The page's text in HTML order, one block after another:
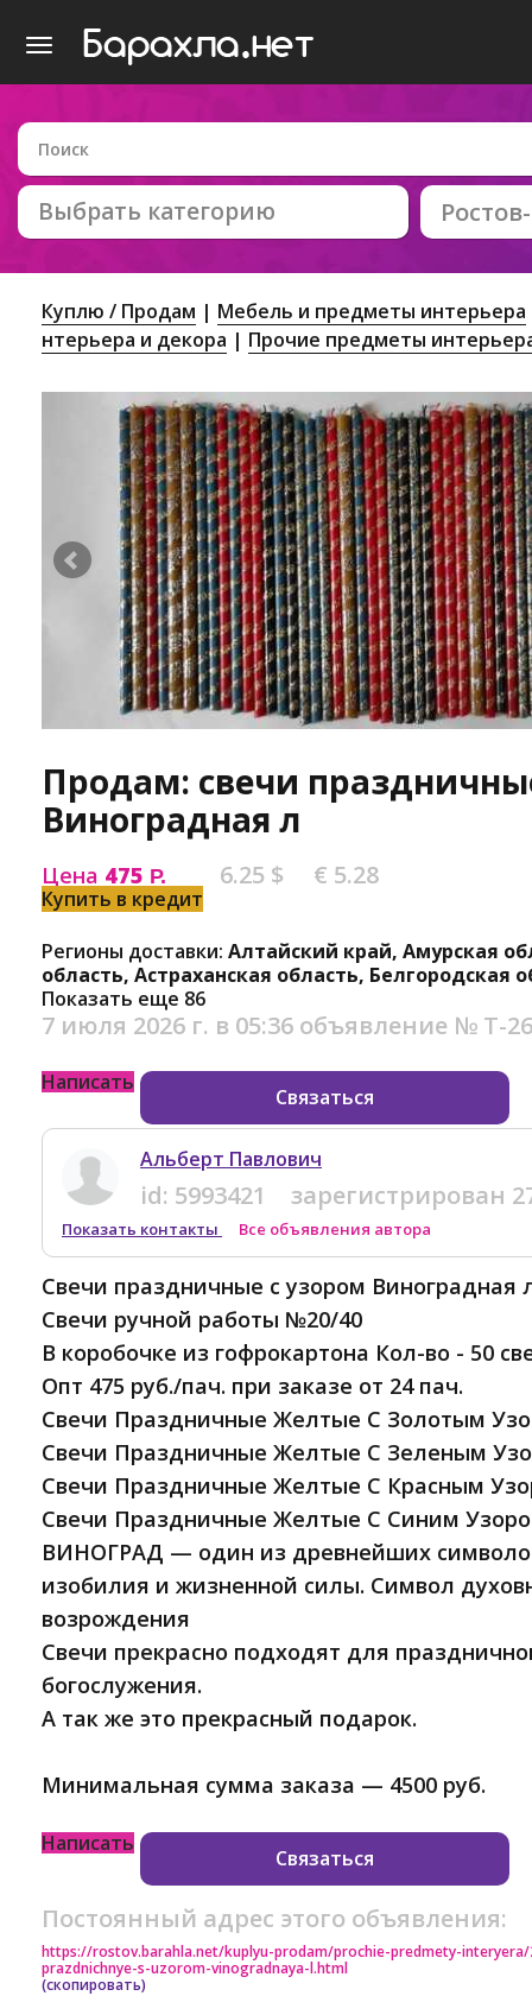
Выбрать категорию
Куплю / Продам
Мебель и предметы интерьера
нтерьера и декора
Прочие предметы
Продам: свечи
Виноградная л
Цена 475 Р. 6.25 $ € 5.28
Купить в кредит
Регионы доставки: Алтайский край, Амурская
область, Астраханская область, Белгородская
Показать еще 86
7 июля 2026 г. в 05:36 объявление № Т-
Написать
Связаться
Альберт Павлович
id: 5993421 зарегистрирован
Показать контакты Все объявления автора
Свечи праздничные с узором Виноградная
Свечи ручной работы №20/40
В коробочке из гофрокартона Кол-во - 50
Опт 475 руб./пач. при заказе от 24 пач.
Свечи Праздничные Желтые С Золотым
Свечи Праздничные Желтые С Зеленым
Свечи Праздничные Желтые С Красным
Свечи Праздничные Желтые С Синим
ВИНОГРАД — один из древнейших
изобилия и жизненной силы. Символ
возрождения
Свечи прекрасно подходят для
богослужения.
А так же это прекрасный подарок.
Минимальная сумма заказа — 4500 руб.
Написать
Связаться
Постоянный адрес этого объявления:
https://rostov.barahla.net/kuplyu-prodam/prochie-predmety-interyera/
prazdnichnye-s-uzorom-vinogradnaya-l.html
(скопировать)